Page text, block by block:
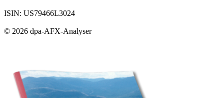
ISIN: US79466L3024
© 2026 dpa-AFX-Analyser